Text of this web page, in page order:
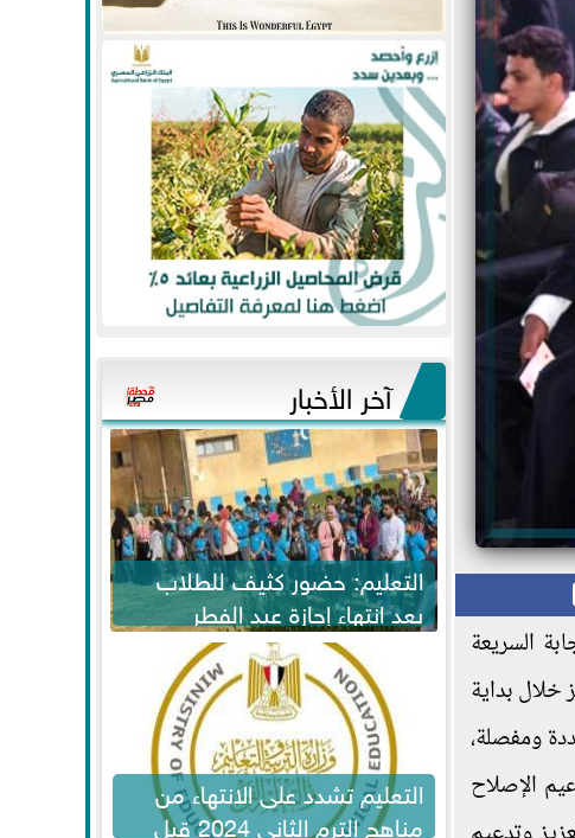
السريعة
خلال بداية
ومفصلة،
الإصلاح
آخر الأخبار
التعليم: حضور كثيف للطلاب
بعد انتهاء إجازة عيد الفطر
لاستكمال المناهج
التعليم تشدد على الانتهاء من
مناهج الترم الثاني 2024 قبل